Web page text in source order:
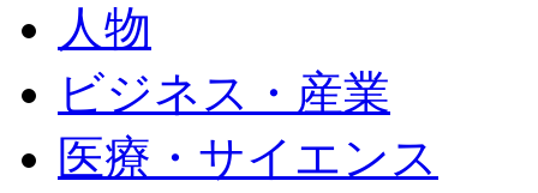
人物
ビジネス・産業
医療・サイエンス